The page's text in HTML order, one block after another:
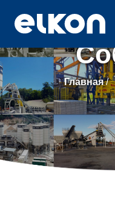
О
компании
Продукция
Новости
Главная/